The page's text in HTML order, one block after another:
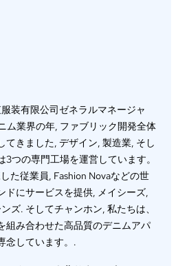
装有限公司ゼネラルマネージャ
ム業界の年, ファブリック開発全体
てきました, デザイン, 製造業, そし
つの専門工場を運営しています。
た従業員, Fashion Novaなどの世
ドにサービスを提供, メイシーズ,
ズ. そしてチャンホン, 私たちは、
組み合わせた高品質のデニムアパ
念しています。.